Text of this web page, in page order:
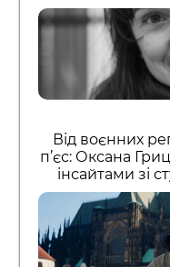
Від воєнних
п’єс: Оксана
інсайтами зі